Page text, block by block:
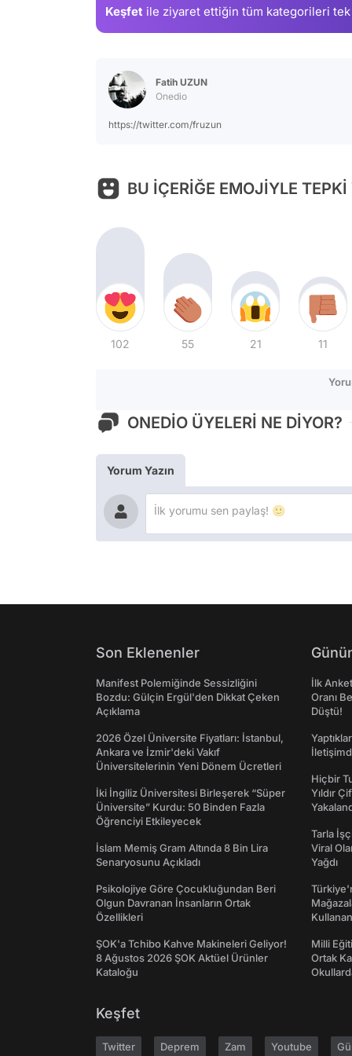
Keşfet ile ziyaret ettiğin tüm kategorileri tek
Fatih UZUN
Onedio
https://twitter.com/fruzun
BU İÇERİĞE EMOJİYLE TEPKİ
102 55 21 11
ONEDİO ÜYELERİ NE DİYOR?
Yorum Yazın
Son Eklenenler
Manifest Polemiğinde Sessizliğini
Bozdu: Gülçin Ergül'den Dikkat Çeken
Açıklama
2026 Özel Üniversite Fiyatları: İstanbul,
Ankara ve İzmir'deki Vakıf
Üniversitelerinin Yeni Dönem Ücretleri
İki İngiliz Üniversitesi Birleşerek “Süper
Üniversite” Kurdu: 50 Binden Fazla
Öğrenciyi Etkileyecek
İslam Memiş Gram Altında 8 Bin Lira
Senaryosunu Açıkladı
Psikolojiye Göre Çocukluğundan Beri
Olgun Davranan İnsanların Ortak
Özellikleri
ŞOK'a Tchibo Kahve Makineleri Geliyor!
8 Ağustos 2026 ŞOK Aktüel Ürünler
Kataloğu
İlk
Oranı
Düştü!
Hiçbir
Yıldır
Tarla
Viral
Yağdı
Milli
Ortak
Keşfet
Twitter Deprem Zam Youtube